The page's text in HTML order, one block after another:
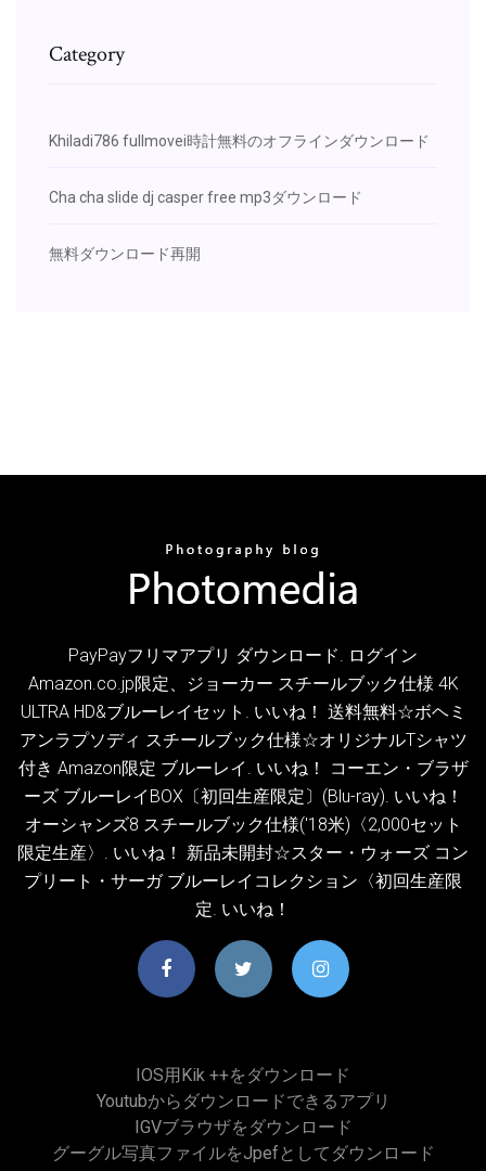
Category
Khiladi786 fullmovei時計無料のオフラインダウンロード
Cha cha slide dj casper free mp3ダウンロード
無料ダウンロード再開
PayPayフリマアプリ ダウンロード. ログイン
Amazon.co.jp限定、ジョーカー スチールブック仕様 4K
ULTRA HD&ブルーレイセット. いいね！ 送料無料☆ボヘミ
アンラプソディ スチールブック仕様☆オリジナルTシャツ
付き Amazon限定 ブルーレイ. いいね！ コーエン・ブラザ
ーズ ブルーレイBOX〔初回生産限定〕(Blu-ray). いいね！
オーシャンズ8 スチールブック仕様('18米)〈2,000セット
限定生産〉. いいね！ 新品未開封☆スター・ウォーズ コン
プリート・サーガ ブルーレイコレクション〈初回生産限
定. いいね！
IOS用kik ++をダウンロード
Youtubからダウンロードできるアプリ
IGVブラウザをダウンロード
グーグル写真ファイルをjpefとしてダウンロード